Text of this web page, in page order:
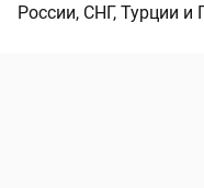
России, СНГ, Турции и